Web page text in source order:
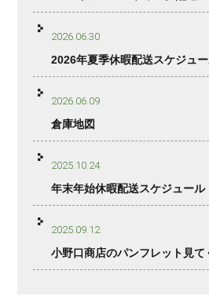
2026.06.30
2026年夏季休暇配送スケジュ
2026.06.09
倉庫地図
2025.10.24
年末年始休暇配送スケジュール
2025.09.12
小野口商店のパンフレット見て